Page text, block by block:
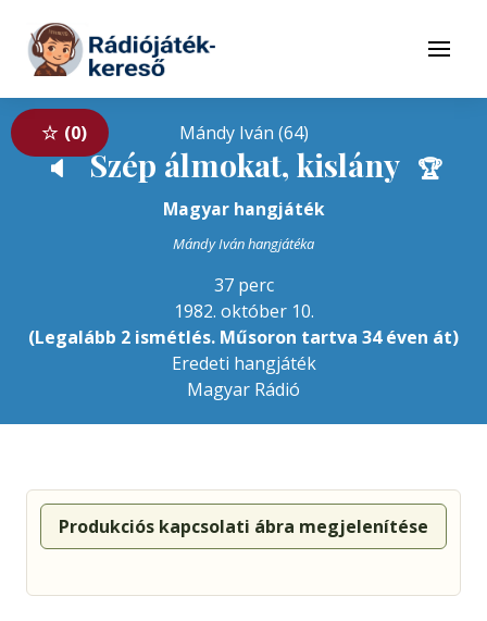
Tovább a tartalomhoz
Menü
0 Mándy Iván (64)
🔈 Szép álmokat, kislány 🏆
Magyar hangjáték
Mándy Iván hangjátéka
37 perc
1982. október 10.
(Legalább 2 ismétlés. Műsoron tartva 34 éven át)
Eredeti hangjáték
Magyar Rádió
Produkciós kapcsolati ábra megjelenítése